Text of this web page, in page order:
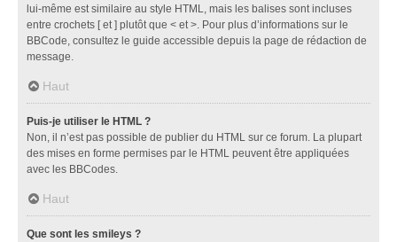
lui-même est similaire au style HTML, mais les balises sont incluses
entre crochets [ et ] plutôt que < et >. Pour plus d’informations sur le
BBCode, consultez le guide accessible depuis la page de rédaction de
message.
Haut
Puis-je utiliser le HTML ?
Non, il n’est pas possible de publier du HTML sur ce forum. La plupart
des mises en forme permises par le HTML peuvent être appliquées
avec les BBCodes.
Haut
Que sont les smileys ?